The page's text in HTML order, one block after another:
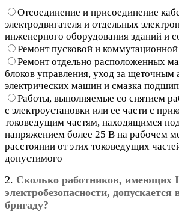
Отсоединение и присоединение
электродвигателя и отдельных
инженерного оборудования зданий и
Ремонт пусковой и
Ремонт отдельно расположенных
блоков управления, уход за щеточным
электрических машин и смазка
Работы, выполняемые со снятием
с электроустановки или ее части с
токоведущим частям, находящимся
напряжением более 25 В на рабочем
расстоянии от этих токоведущих
допустимого
2. Сколько работников, имеющих
электробезопасности,
бригаду?